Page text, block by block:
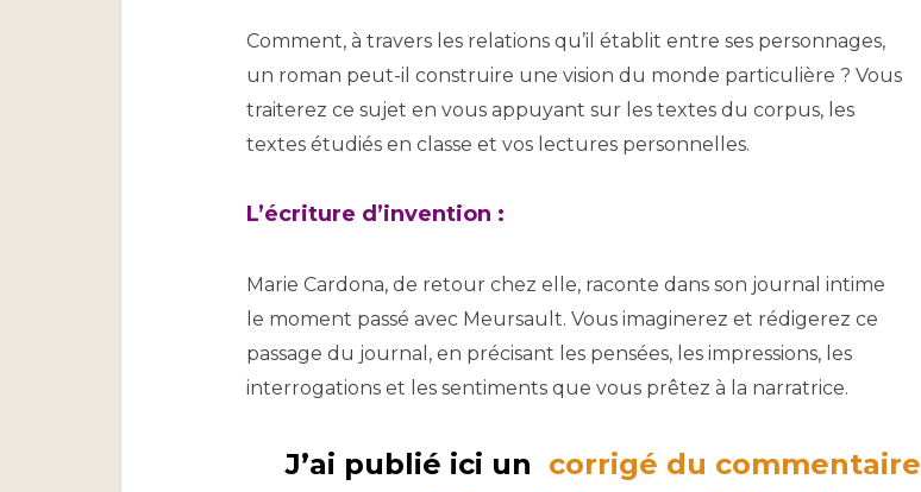
Comment, à travers les relations qu’il établit entre ses personnages,
un roman peut-il construire une vision du monde particulière ? Vous
traiterez ce sujet en vous appuyant sur les textes du corpus, les
textes étudiés en classe et vos lectures personnelles.
L’écriture d’invention :
Marie Cardona, de retour chez elle, raconte dans son journal intime
le moment passé avec Meursault. Vous imaginerez et rédigerez ce
passage du journal, en précisant les pensées, les impressions, les
interrogations et les sentiments que vous prêtez à la narratrice.
J’ai publié ici un corrigé du commentaire